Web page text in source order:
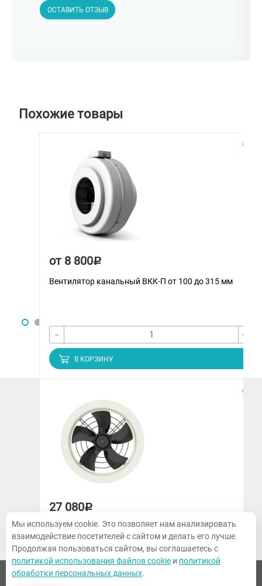
ОСТАВИТЬ ОТЗЫВ
Похожие товары
от 8 800Р
Вентилятор канальный ВКК-П от 100 до 315 мм
- +
В КОРЗИНУ
27 080Р
Вентилятор осевой на фланцах VO 400-4Е
-
ЗАКАЗАТЬ ЗВОНОК
+7 (3822) 97-65-09
climatmarket70@yandex.ru
ПН-ПТ. 9:00-18:00, СБ 10:00-14:00,
Воскресенье — выходной
© 2026 Все права защищены
Мы используем cookie. Это позволяет нам анализировать
взаимодействие посетителей с сайтом и делать его лучше.
Продолжая пользоваться сайтом, вы соглашаетесь с
политикой использования файлов cookie и политикой
обработки персональных данных.